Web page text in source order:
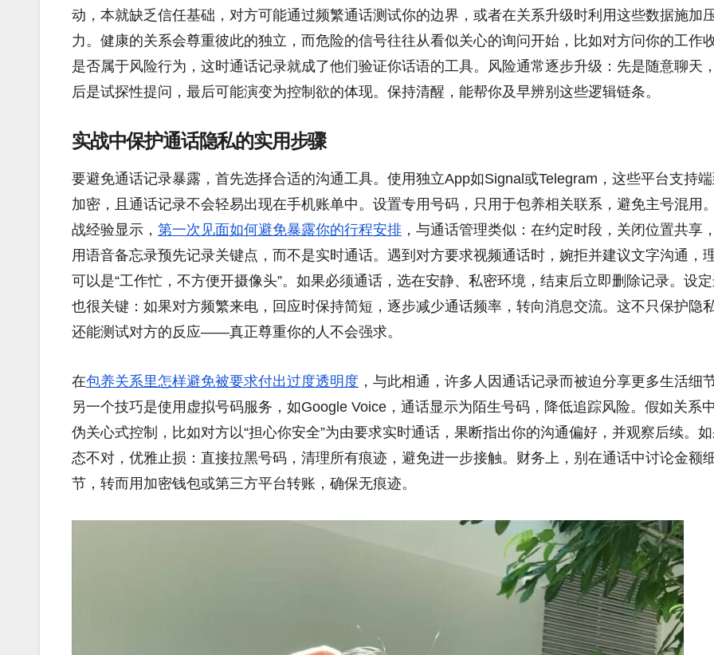
动，本就缺乏信任基础，对方可能通过频繁通话测试你的边界，或者在关系升级时利用这些数据施加
力。健康的关系会尊重彼此的独立，而危险的信号往往从看似关心的询问开始，比如对方问你的工作
是否属于风险行为，这时通话记录就成了他们验证你话语的工具。风险通常逐步升级：先是随意聊天
后是试探性提问，最后可能演变为控制欲的体现。保持清醒，能帮你及早辨别这些逻辑链条。
实战中保护通话隐私的实用步骤
要避免通话记录暴露，首先选择合适的沟通工具。使用独立App如Signal或Telegram，这些平台支持
加密，且通话记录不会轻易出现在手机账单中。设置专用号码，只用于包养相关联系，避免主号混用
战经验显示， 第一次见面如何避免暴露你的行程安排 ，与通话管理类似：在约定时段，关闭位置共享
用语音备忘录预先记录关键点，而不是实时通话。遇到对方要求视频通话时，婉拒并建议文字沟通，
可以是“工作忙，不方便开摄像头”。如果必须通话，选在安静、私密环境，结束后立即删除记录。设
也很关键：如果对方频繁来电，回应时保持简短，逐步减少通话频率，转向消息交流。这不只保护隐
还能测试对方的反应——真正尊重你的人不会强求。
在包养关系里怎样避免被要求付出过度透明度 ，与此相通，许多人因通话记录而被迫分享更多生活细
另一个技巧是使用虚拟号码服务，如Google Voice，通话显示为陌生号码，降低追踪风险。假如关系
伪关心式控制，比如对方以“担心你安全”为由要求实时通话，果断指出你的沟通偏好，并观察后续。
态不对，优雅止损：直接拉黑号码，清理所有痕迹，避免进一步接触。财务上，别在通话中讨论金额
节，转而用加密钱包或第三方平台转账，确保无痕迹。